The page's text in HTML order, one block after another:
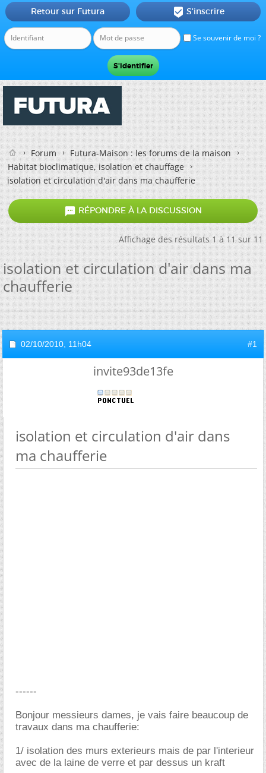
Se souvenir de moi ?
Retour sur Futura  S'inscrire
Forum
Futura-Maison : les forums de la maison
Habitat bioclimatique, isolation et chauffage
isolation et circulation d'air dans ma chaufferie
 RÉPONDRE À LA DISCUSSION
Affichage des résultats 1 à 11 sur 11
isolation et circulation d'air dans ma
chaufferie
02/10/2010, 11h04 #1
invite93de13fe
isolation et circulation d'air dans
ma chaufferie
------
Bonjour messieurs dames, je vais faire beaucoup de
travaux dans ma chaufferie:
1/ isolation des murs exterieurs mais de par l'interieur
avec de la laine de verre et par dessus un kraft